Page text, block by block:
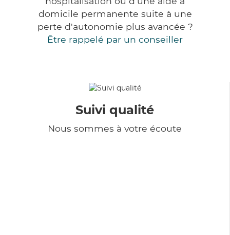
domicile permanente suite à une
perte d'autonomie plus avancée ?
Être rappelé par un conseiller
Suivi qualité
Nous sommes à votre écoute